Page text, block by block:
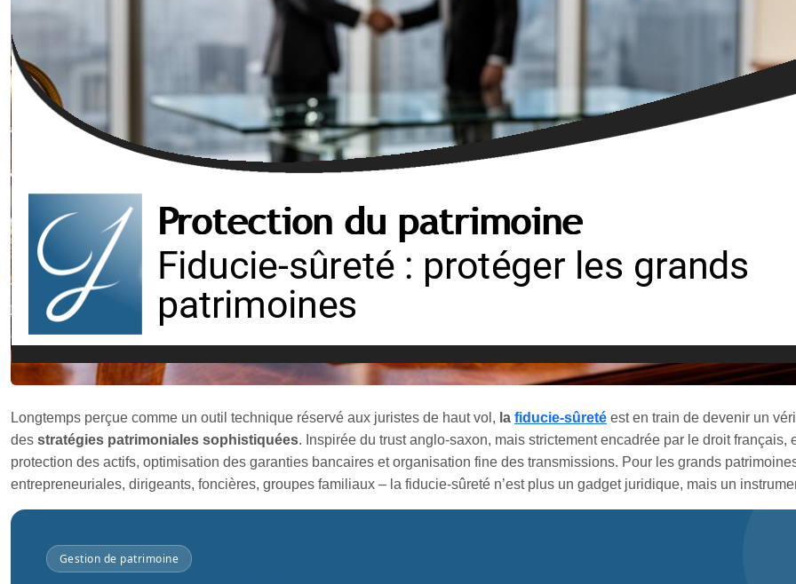
Longtemps perçue comme un outil technique réservé aux juristes de haut vol, la fiducie-sûreté est en train de devenir un
des stratégies patrimoniales sophistiquées. Inspirée du trust anglo-saxon, mais strictement encadrée par le droit français,
protection des actifs, optimisation des garanties bancaires et organisation fine des transmissions. Pour les grands
entrepreneuriales, dirigeants, foncières, groupes familiaux – la fiducie-sûreté n’est plus un gadget juridique, mais un
Gestion de patrimoine